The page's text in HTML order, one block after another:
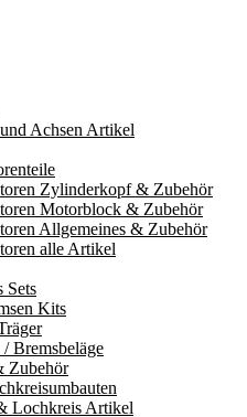
Achsen Artikel
Zylinderkopf & Zubehör
Motorblock & Zubehör
Allgemeines & Zubehör
alle Artikel
Sets
Kits
Bremsbeläge
Zubehör
Lochkreis Artikel